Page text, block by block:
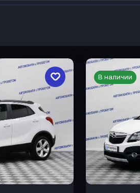
В наличии